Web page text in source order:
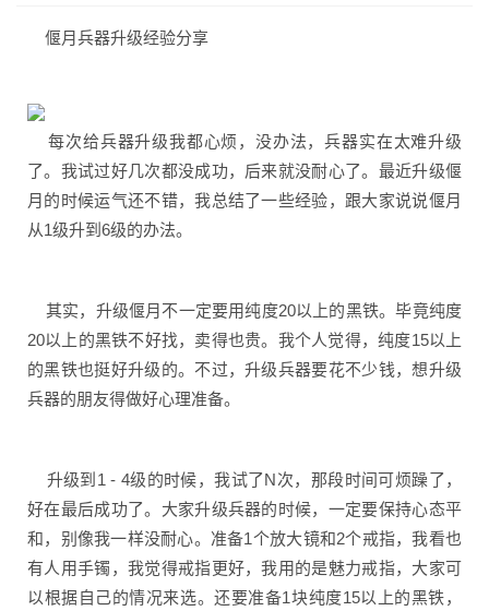
偃月兵器升级经验分享
每次给兵器升级我都心烦，没办法，兵器实在太难升级
了。我试过好几次都没成功，后来就没耐心了。最近升级偃
月的时候运气还不错，我总结了一些经验，跟大家说说偃月
从1级升到6级的办法。
其实，升级偃月不一定要用纯度20以上的黑铁。毕竟纯度
20以上的黑铁不好找，卖得也贵。我个人觉得，纯度15以上
的黑铁也挺好升级的。不过，升级兵器要花不少钱，想升级
兵器的朋友得做好心理准备。
升级到1 - 4级的时候，我试了N次，那段时间可烦躁了，
好在最后成功了。大家升级兵器的时候，一定要保持心态平
和，别像我一样没耐心。准备1个放大镜和2个戒指，我看也
有人用手镯，我觉得戒指更好，我用的是魅力戒指，大家可
以根据自己的情况来选。还要准备1块纯度15以上的黑铁，